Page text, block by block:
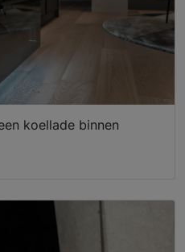
koellade binnen